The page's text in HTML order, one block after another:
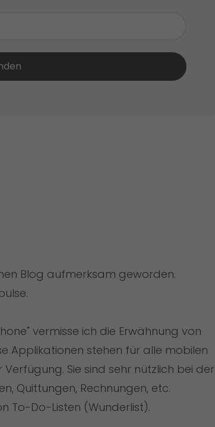
Blog aufmerksam geworden.
vermisse ich die Erwähnung von
Applikationen stehen für alle mobilen
Verfügung. Sie sind sehr nützlich bei der
Quittungen, Rechnungen, etc.
To-Do-Listen (Wunderlist).